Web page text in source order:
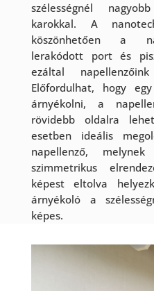
szélességnél
karokkal. A
köszönhetően a
lerakódott port és
ezáltal
Előfordulhat, hogy
árnyékolni, a
rövidebb oldalra
esetben ideális
napellenző,
szimmetrikus
képest eltolva
árnyékoló a
képes.